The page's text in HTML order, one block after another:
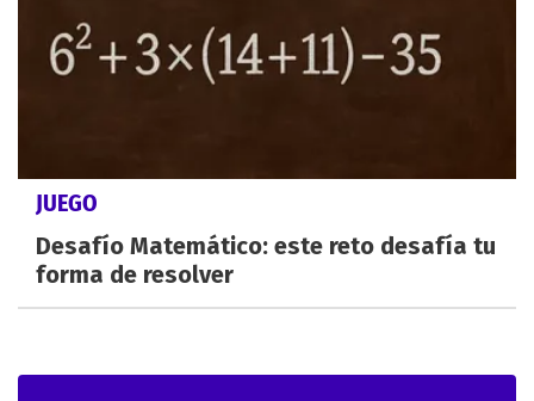
JUEGO
Desafío Matemático: este reto desafía tu
forma de resolver